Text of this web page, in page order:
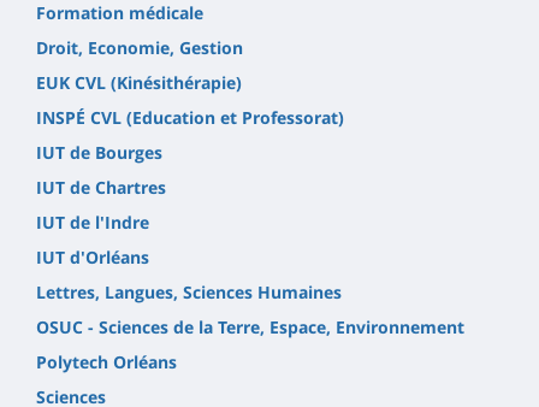
Formation médicale
Droit, Economie, Gestion
EUK CVL (Kinésithérapie)
INSPÉ CVL (Education et Professorat)
IUT de Bourges
IUT de Chartres
IUT de l'Indre
IUT d'Orléans
Lettres, Langues, Sciences Humaines
OSUC - Sciences de la Terre, Espace, Environnement
Polytech Orléans
Sciences